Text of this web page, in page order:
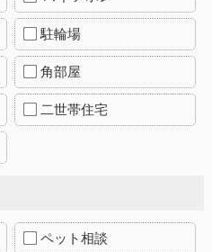
駐輪場
角部屋
二世帯住宅
ペット相談